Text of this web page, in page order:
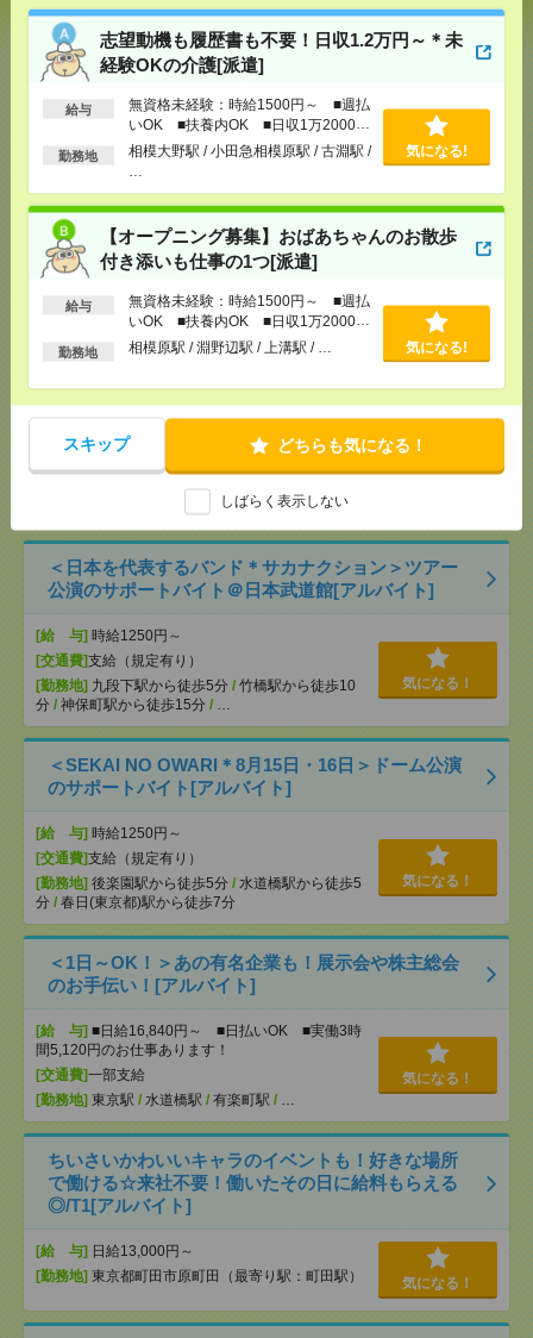
志望動機も履歴書も不要！日収1.2万円～＊未
経験OKの介護[派遣]
給与
無資格未経験：時給1500円～ ■週払
いOK ■扶養内OK ■日収1万2000円
以上
勤務地
相模大野駅 / 小田急相模原駅 / 古淵駅 /
気になる!
【オープニング募集】おばあちゃんのお散歩
付き添いも仕事の1つ[派遣]
給与
無資格未経験：時給1500円～ ■週払
いOK ■扶養内OK ■日収1万2000円
以上
勤務地 相模原駅 / 淵野辺駅 / 上溝駅 / … 気になる!
スキップ どちらも気になる！
しばらく表示しない
[給 与]
無資格未経験：時給1500円～ ■週払い
OK ■扶養内OK ■日収1万2000円以上
[勤務地]相模大野駅 小田急相模原駅/古淵駅/…
【オープニング募集】おばあちゃんのお散歩付き添
いも仕事の1つ[派遣]
[給 与]
無資格未経験：時給1500円～ ■週払い
OK ■扶養内OK ■日収1万2000円以上
交通費全額支給
[勤務地]相模原駅/淵野辺駅/上溝駅/…
[給 与]時給1414円～ ▼日払いOK（規定あ
新宿駅から徒歩 新宿三丁目駅から徒歩
＜日本を代表するバンド＊サカナクション＞ツアー
公演のサポートバイト＠日本武道館[アルバイト]
[給 与] 時給1250円～
[交通費]支給（規定有り）
[勤務地] 九段下駅から徒歩5分 / 竹橋駅から徒歩10
分 / 神保町駅から徒歩15分 / …
気になる！
＜SEKAI NO OWARI＊8月15日・16日＞ドーム公演
のサポートバイト[アルバイト]
[給 与] 時給1250円～
[交通費]支給（規定有り）
[勤務地] 後楽園駅から徒歩5分 / 水道橋駅から徒歩5
分 / 春日(東京都)駅から徒歩7分
気になる！
＜1日～OK！＞あの有名企業も！展示会や株主総会
のお手伝い！[アルバイト]
[給 与] ■日給16,840円～ ■日払いOK ■実働3時
間5,120円のお仕事あります！
[交通費]一部支給
[勤務地] 東京駅 / 水道橋駅 / 有楽町駅 / …
気になる！
ちいさいかわいいキャラのイベントも！好きな場所
で働ける☆来社不要！働いたその日に給料もらえる
◎/T1[アルバイト]
[給 与] 日給13,000円～
[勤務地] 東京都町田市原町田（最寄り駅：町田駅） 気になる！